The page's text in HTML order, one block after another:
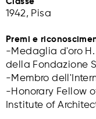
1942, Pisa
Premi e
-Medaglia d'oro H.
della Fondazione
-Membro
-Honorary Fellow
Institute of